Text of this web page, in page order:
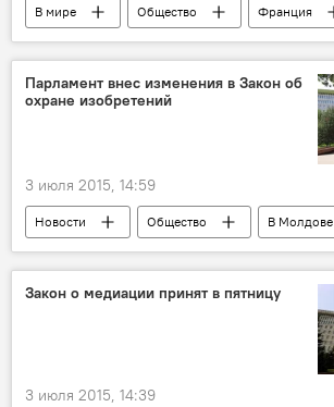
В мире Общество
Франция
убежище
Джулиан Ассанж
Эдвард Сноуден
Парламент внес изменения в Закон об
охране изобретений
3 июля 2015, 14:59
Новости Общество
В Молдове
Республика Молдова
патент
Закон о медиации принят в пятницу
3 июля 2015, 14:39